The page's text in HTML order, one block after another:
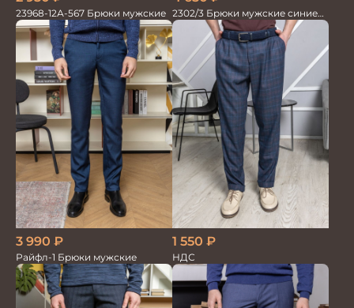
23968-12А-567 Брюки мужские 2302/3 Брюки мужские синие
диагональ
3 990 ₽
Райфл-1 Брюки мужские
1 550 ₽
НДС